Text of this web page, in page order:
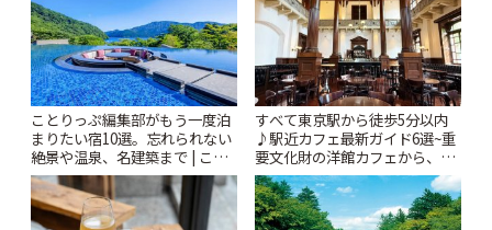
ことりっぷ編集部がもう一度泊
まりたい宿10選。忘れられない
絶景や温泉、名建築まで | こと
りっぷ
すべて東京駅から徒歩5分以内
♪駅近カフェ最新ガイド6選~重
要文化財の洋館カフェから、改
札すぐのレトロ喫茶まで~ | こと
りっぷ